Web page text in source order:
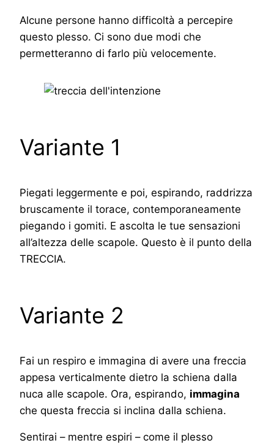
Alcune persone hanno difficoltà a percepire
questo plesso. Ci sono due modi che
permetteranno di farlo più velocemente.
Variante 1
Piegati leggermente e poi, espirando, raddrizza
bruscamente il torace, contemporaneamente
piegando i gomiti. E ascolta le tue sensazioni
all’altezza delle scapole. Questo è il punto della
TRECCIA.
Variante 2
Fai un respiro e immagina di avere una freccia
appesa verticalmente dietro la schiena dalla
nuca alle scapole. Ora, espirando, immagina
che questa freccia si inclina dalla schiena.
Sentirai – mentre espiri – come il plesso